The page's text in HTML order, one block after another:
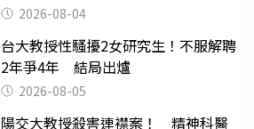
2026-08-04
台大教授性騷擾2女研究生！不服解聘
2年爭4年 結局出爐
2026-08-05
陽交大教授殺害連襟案！ 精神科醫